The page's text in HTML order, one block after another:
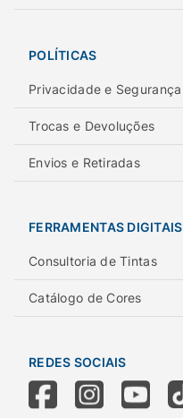
POLÍTICAS
Privacidade e Segurança
Trocas e Devoluções
Envios e Retiradas
FERRAMENTAS DIGITAIS
Consultoria de Tintas
Catálogo de Cores
REDES SOCIAIS